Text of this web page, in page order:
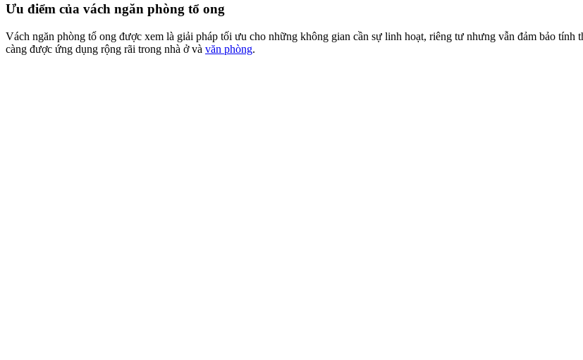
Ưu điểm của vách ngăn phòng tổ ong
Vách ngăn phòng tổ ong được xem là giải pháp tối ưu cho những không gian cần sự linh hoạt, riêng tư nhưng vẫn đảm bảo
càng được ứng dụng rộng rãi trong nhà ở và văn phòng.